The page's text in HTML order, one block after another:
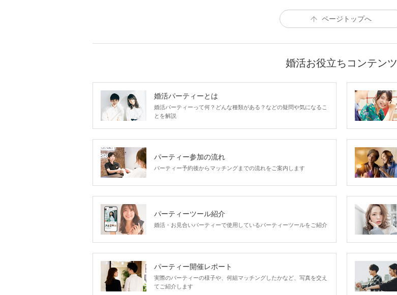
ページトップへ
婚活お役立ちコンテンツ
婚活パーティーとは
婚活パーティーって何？どんな種類がある？などの疑問や気になるこ
とを解説
パーティー参加の流れ
パーティー予約後からマッチングまでの流れをご案内します
パーティーツール紹介
婚活・お見合いパーティーで使用しているパーティーツールをご紹介
パーティー開催レポート
実際のパーティーの様子や、何組マッチングしたかなど、写真を交え
てご紹介します